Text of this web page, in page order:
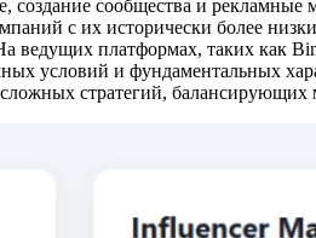
создание сообщества и
с их исторически более
ведущих платформах, таких
условий и фундаментальных
стратегий,